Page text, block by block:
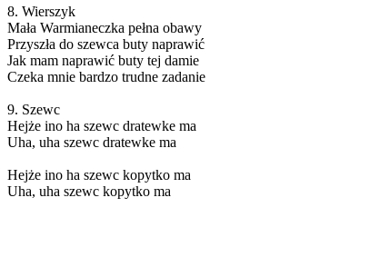
8. Wierszyk
Mała Warmianeczka pełna obawy
Przyszła do szewca buty naprawić
Jak mam naprawić buty tej damie
Czeka mnie bardzo trudne zadanie
9. Szewc
Hejże ino ha szewc dratewke ma
Uha, uha szewc dratewke ma
Hejże ino ha szewc kopytko ma
Uha, uha szewc kopytko ma